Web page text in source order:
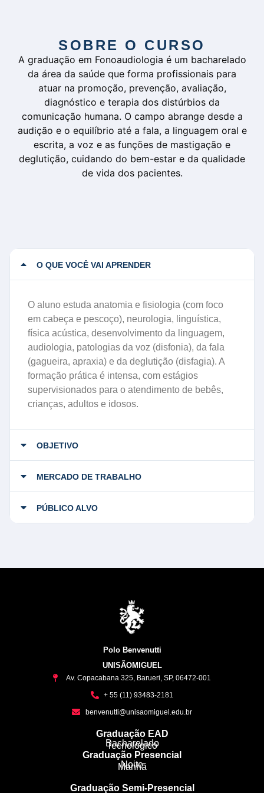
SOBRE O CURSO
A graduação em Fonoaudiologia é um bacharelado
da área da saúde que forma profissionais para
atuar na promoção, prevenção, avaliação,
diagnóstico e terapia dos distúrbios da
comunicação humana. O campo abrange desde a
audição e o equilíbrio até a fala, a linguagem oral e
escrita, a voz e as funções de mastigação e
deglutição, cuidando do bem-estar e da qualidade
de vida dos pacientes.
O QUE VOCÊ VAI APRENDER
O aluno estuda anatomia e fisiologia (com foco
em cabeça e pescoço), neurologia, linguística,
física acústica, desenvolvimento da linguagem,
audiologia, patologias da voz (disfonia), da fala
(gagueira, apraxia) e da deglutição (disfagia). A
formação prática é intensa, com estágios
supervisionados para o atendimento de bebês,
crianças, adultos e idosos.
OBJETIVO
MERCADO DE TRABALHO
PÚBLICO ALVO
Polo Benvenutti
UNISÃOMIGUEL
Av. Copacabana 325, Barueri, SP, 06472-001
+ 55 (11) 93483-2181
benvenutti@unisaomiguel.edu.br
Graduação EAD
Bacharelado
Tecnológico
Graduação Presencial
Noite
Manhã
Graduação Semi-Presencial